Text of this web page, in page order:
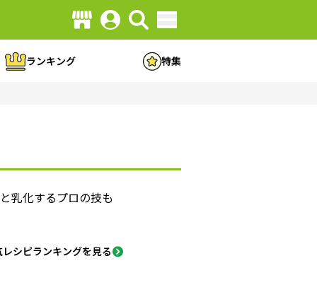
ランキング 特集
乳化するプロの技も
シピランキングを見る